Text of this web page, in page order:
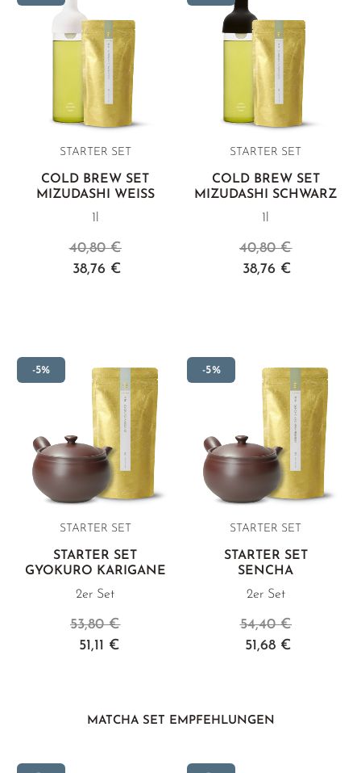
STARTER SET
COLD BREW SET
MIZUDASHI WEISS
1l
38,76 €
40,80 €
STARTER SET
COLD BREW SET
MIZUDASHI SCHWARZ
1l
38,76 €
40,80 €
-5%
STARTER SET
STARTER SET
GYOKURO KARIGANE
2er Set
51,11 €
53,80 €
-5%
STARTER SET
STARTER SET
SENCHA
2er Set
51,68 €
54,40 €
MATCHA SET EMPFEHLUNGEN